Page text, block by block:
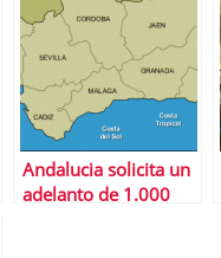
Andalucia solicita un
adelanto de 1.000